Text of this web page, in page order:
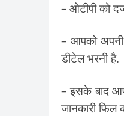
– ओटीपी को
– आपको
डीटेल भरनी है.
– इसके बाद
जानकारी फिल